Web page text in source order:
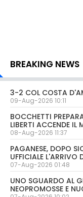
BREAKING NEWS
3-2 COL COSTA
09-Aug-2026 10:11
BOCCHETTI
LIBERTI ACCENDE IL
08-Aug-2026 11:37
PAGANESE, DOPO
UFFICIALE
07-Aug-2026 01:48
UNO SGUARDO AL
NEOPROMOSSE E